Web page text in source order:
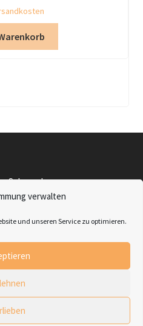
verwalten
und unseren Service zu optimieren.
Schmuck
|Widerrufsbelehrung
Bad Krozingen
3798
Schmuck.de